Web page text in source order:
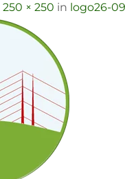
250 × 250 in logo26-09